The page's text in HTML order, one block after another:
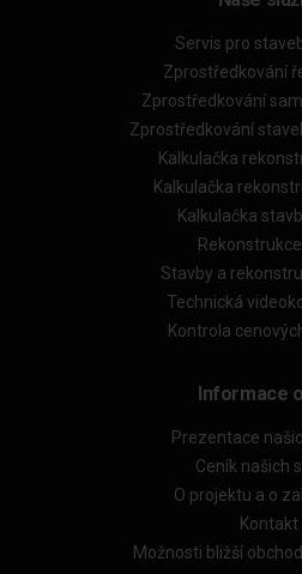
Servis pro
Zprostředkování
Zprostředkování
Zprostředkování
Kalkulačka
Kalkulačka
Kalkulačka
Stavby a
Technická
Kontrola
Informace
Prezentace
Ceník našich
O projektu a o
Kontakt
Možnosti bližší